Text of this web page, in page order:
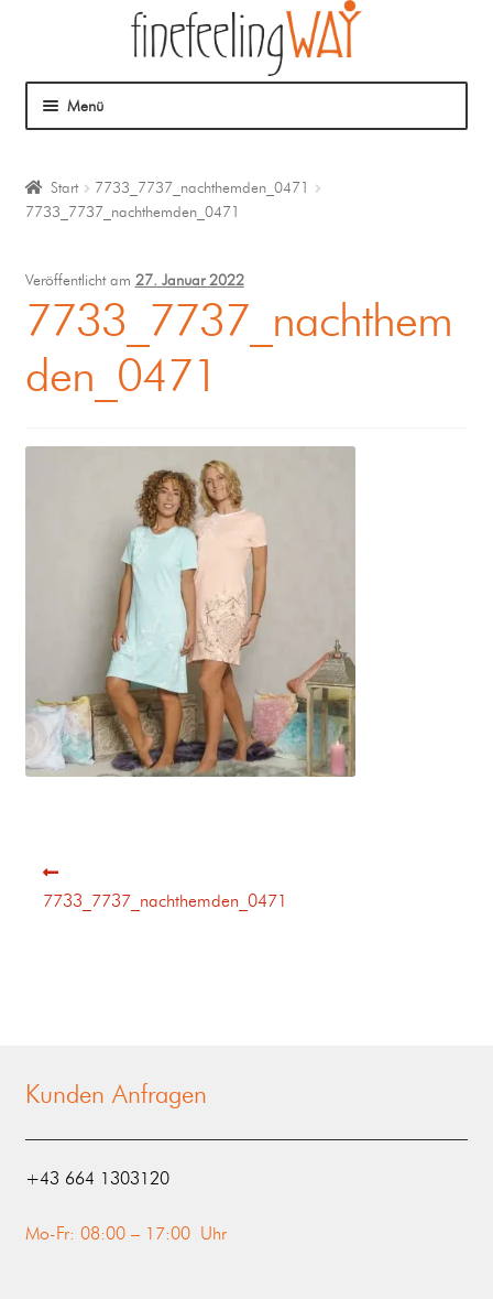
Menü
Mein Angebot
Coaching
Klangmassage
Start
7733_7737_nachthemden_0471
7733_7737_nachthemden_0471
Veröffentlicht am 27. Januar 2022
7733_7737_nachthem
den_0471
7733_7737_nachthemden_0471
Kunden Anfragen
‭+43 664 1303120‬
Mo-Fr: 08:00 – 17:00 Uhr